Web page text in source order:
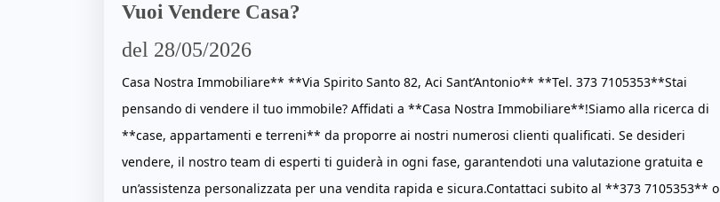
Vuoi Vendere Casa?
del 28/05/2026
Casa Nostra Immobiliare** **Via Spirito Santo 82, Aci Sant’Antonio** **Tel. 373 7105353**Stai
pensando di vendere il tuo immobile? Affidati a **Casa Nostra Immobiliare**!Siamo alla ricerca di
**case, appartamenti e terreni** da proporre ai nostri numerosi clienti qualificati. Se desideri
vendere, il nostro team di esperti ti guiderà in ogni fase, garantendoti una valutazione gratuita e
un’assistenza personalizzata per una vendita rapida e sicura.Contattaci subito al **373 7105353** o